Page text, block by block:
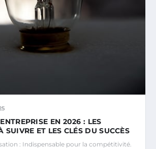
EN 2026 : LES
SUIVRE ET LES CLÉS DU SUCCÈS
: Indispensable pour la compétitivité.